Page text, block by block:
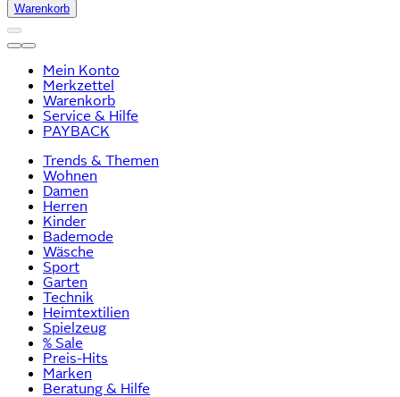
Warenkorb
Mein Konto
Merkzettel
Warenkorb
Service & Hilfe
PAYBACK
Trends & Themen
Wohnen
Damen
Herren
Kinder
Bademode
Wäsche
Sport
Garten
Technik
Heimtextilien
Spielzeug
% Sale
Preis-Hits
Marken
Beratung & Hilfe